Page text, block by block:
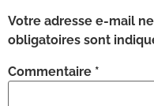
Votre adresse e-mail
obligatoires sont
Commentaire *